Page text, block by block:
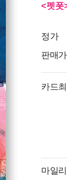
<펫폿
정가
판매가
카드
마일